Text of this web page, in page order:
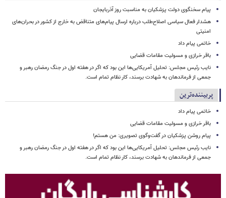
پیام سخنگوی دولت پزشکیان به مناسبت روز آذربایجان
هشدار فعال سیاسی اصلاح‌طلب درباره ارسال پیام‌های متناقض به خارج از کشور در بحران‌های
امنیتی
خاتمی پیام داد
باقر خرازی و مسولیت مقامات قضایی
نایب رئیس مجلس: تحلیل آمریکایی‌ها این بود که اگر در هفته اول در جنگ رمضان رهبر و
جمعی از فرماندهان به شهادت برسند، کار نظام تمام است.
پربیننده‌ترین
خاتمی پیام داد
باقر خرازی و مسولیت مقامات قضایی
پیام روشن پزشکیان در گفت‌وگوی تصویری: من هستم!
نایب رئیس مجلس: تحلیل آمریکایی‌ها این بود که اگر در هفته اول در جنگ رمضان رهبر و
جمعی از فرماندهان به شهادت برسند، کار نظام تمام است.